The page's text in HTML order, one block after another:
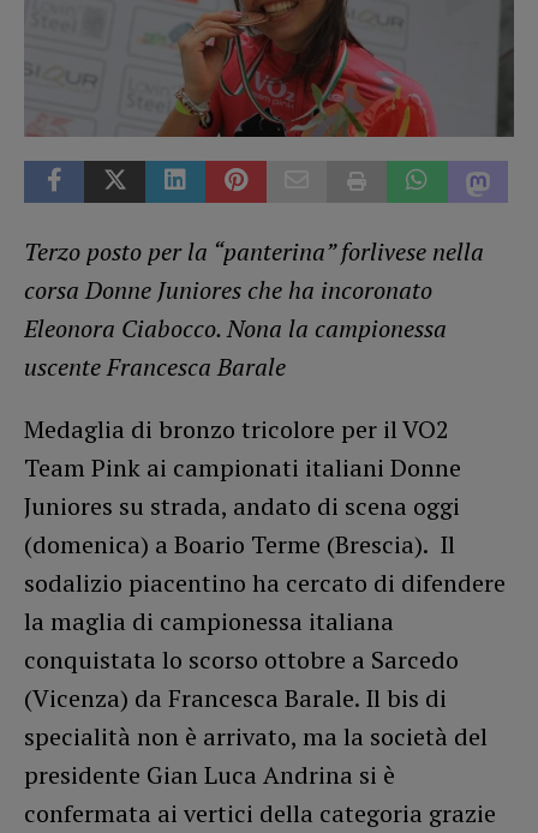
Terzo posto per la “panterina” forlivese nella
corsa Donne Juniores che ha incoronato
Eleonora Ciabocco. Nona la campionessa
uscente Francesca Barale
Medaglia di bronzo tricolore per il VO2
Team Pink ai campionati italiani Donne
Juniores su strada, andato di scena oggi
(domenica) a Boario Terme (Brescia). Il
sodalizio piacentino ha cercato di difendere
la maglia di campionessa italiana
conquistata lo scorso ottobre a Sarcedo
(Vicenza) da Francesca Barale. Il bis di
specialità non è arrivato, ma la società del
presidente Gian Luca Andrina si è
confermata ai vertici della categoria grazie